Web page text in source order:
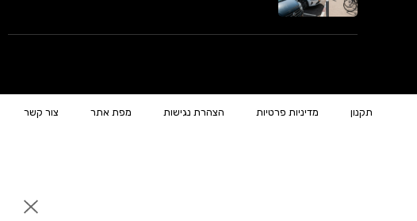
תקנון מדיניות פרטיות הצהרת נגישות מפת אתר צור קשר